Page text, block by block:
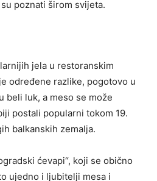
poznati širom svijeta.
jela u restoranskim
određene razlike, pogotovo u
beli luk, a meso se može
postali popularni tokom 19.
balkanskih zemalja.
ćevapi“, koji se obično
ujedno i ljubitelji mesa i